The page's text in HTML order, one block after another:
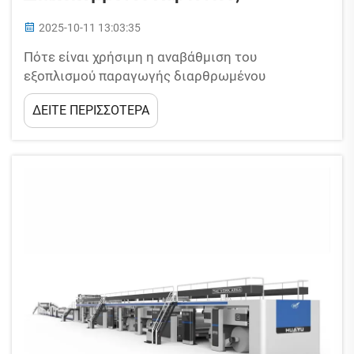
2025-10-11 13:03:35
Πότε είναι χρήσιμη η αναβάθμιση του
εξοπλισμού παραγωγής διαρθρωμένου
χαρτονιού; Αν διεξάγετε μια επιχείρηση
συσκευασίας και πρέπει να παράγετε
διαρθρωμένο χαρτόνι, συνειδητοποιείτε πόσο
ΔΕΙΤΕ ΠΕΡΙΣΣΟΤΕΡΑ